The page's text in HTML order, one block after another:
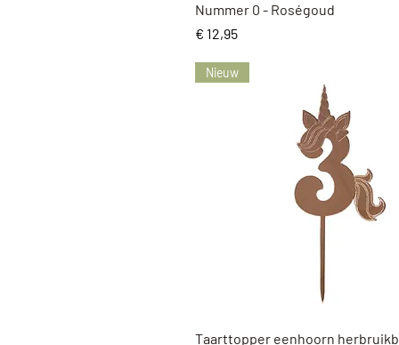
Nummer 0 - Roségoud
Prijs
€ 12,95
Snel overzicht
Nieuw
Taarttopper eenhoorn